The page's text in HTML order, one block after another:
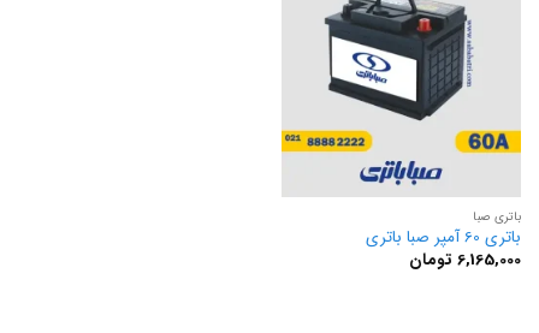
باتری صبا
باتری 60 آمپر صبا باتری
6,165,000 تومان